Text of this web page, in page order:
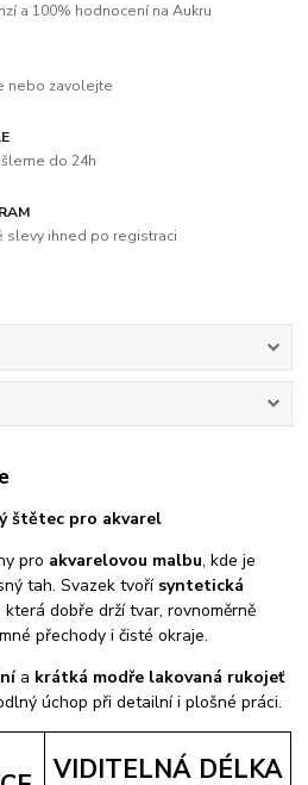
a 100% hodnocení na Aukru
nebo zavolejte
do 24h
slevy ihned po registraci
štětec pro akvarel
pro akvarelovou malbu, kde je
tah. Svazek tvoří syntetická
která dobře drží tvar, rovnoměrně
přechody i čisté okraje.
a krátká modře lakovaná rukojeť
úchop při detailní i plošné práci.
VIDITELNÁ DÉLKA